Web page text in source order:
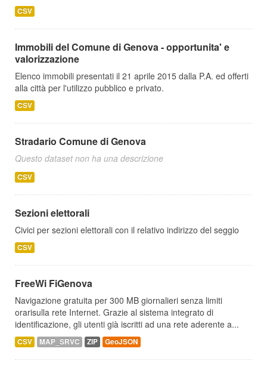
CSV
Immobili del Comune di Genova - opportunita' e
valorizzazione
Elenco immobili presentati il 21 aprile 2015 dalla P.A. ed offerti
alla città per l'utilizzo pubblico e privato.
CSV
Stradario Comune di Genova
Questo dataset non ha una descrizione
CSV
Sezioni elettorali
Civici per sezioni elettorali con il relativo indirizzo del seggio
CSV
FreeWi FiGenova
Navigazione gratuita per 300 MB giornalieri senza limiti
orarisulla rete Internet. Grazie al sistema integrato di
identificazione, gli utenti già iscritti ad una rete aderente a...
CSV MAP_SRVC ZIP GeoJSON